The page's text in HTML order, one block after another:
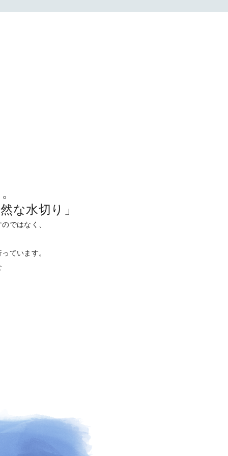
な水切り」
ではなく、
ています。